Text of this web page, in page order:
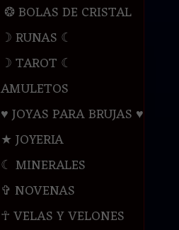
❂ BOLAS DE CRISTAL
☽ RUNAS ☾
☽ TAROT ☾
AMULETOS
♥ JOYAS PARA BRUJAS ♥
★ JOYERIA
☾ MINERALES
✞ NOVENAS
☥ VELAS Y VELONES